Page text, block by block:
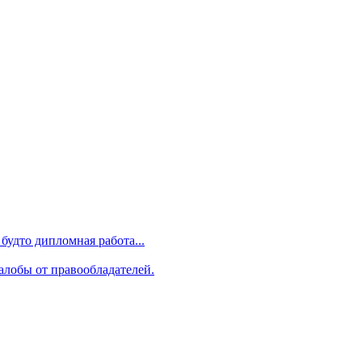
дипломная работа...
от правообладателей.